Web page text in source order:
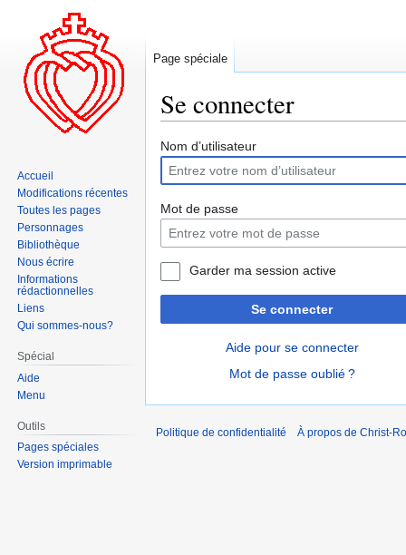
Se connecter
Aller
la
navigation
Aller
la
recherche
Nom d’utilisateur
Mot de passe
Garder ma session active
Se connecter
Aide pour se connecter
Mot de passe oublié ?
Page spéciale
Accueil
Modifications récentes
Toutes les pages
Personnages
Bibliothèque
Nous écrire
Informations
rédactionnelles
Liens
Qui sommes-nous?
Spécial
Aide
Menu
Outils
Pages spéciales
Version imprimable
Politique de confidentialité À propos de Christ-